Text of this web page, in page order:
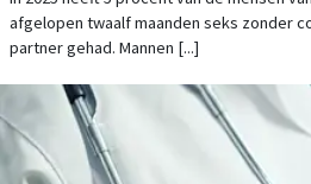
afgelopen twaalf maanden seks zonder
partner gehad. Mannen [...]